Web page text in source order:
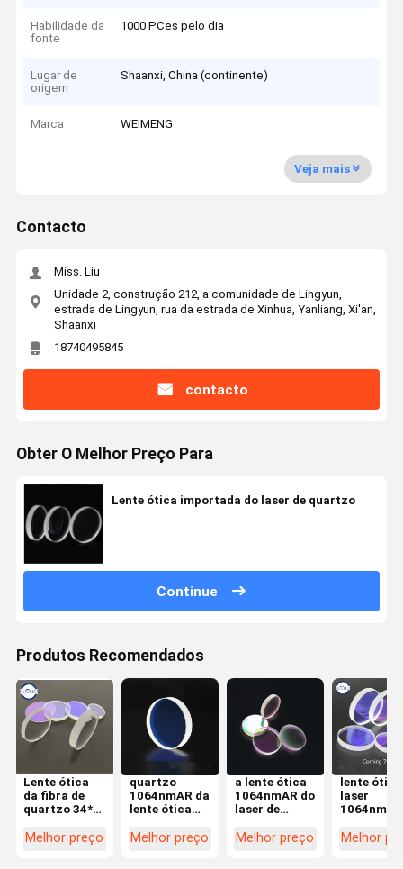
Habilidade da
fonte
1000 PCes pelo dia
Lugar de
origem
Shaanxi, China (continente)
Marca WEIMENG
Veja mais
Contacto
Miss. Liu
Unidade 2, construção 212, a comunidade de Lingyun,
estrada de Lingyun, rua da estrada de Xinhua, Yanliang, Xi'an,
Shaanxi
18740495845
contacto
Obter O Melhor Preço Para
Lente ótica importada do laser de quartzo
Continue
Produtos Recomendados
Lente ótica
da fibra de
quartzo 34*5
Windows da
Melhor preço
quartzo
1064nmAR da
lente ótica
de 25.4*1mm
Melhor preço
a lente ótica
1064nmAR do
laser de
importou o
Melhor preço
lente
laser
Corning
Melhor